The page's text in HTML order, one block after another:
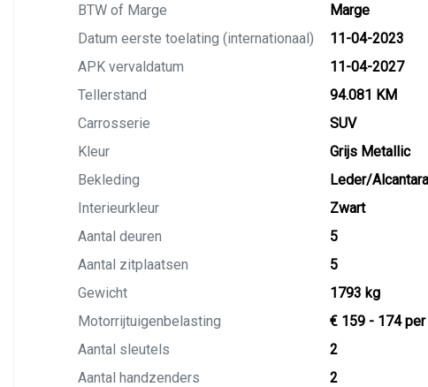
BTW of Marge
Marge
Datum eerste toelating (internationaal)
11-04-2023
APK vervaldatum
11-04-2027
Tellerstand
94.081 KM
Carrosserie
SUV
Kleur
Grijs Metallic
Bekleding
Leder/Alcantara
Interieurkleur
Zwart
Aantal deuren
5
Aantal zitplaatsen
5
Gewicht
1793 kg
Motorrijtuigenbelasting
€ 159 - 174 per
Aantal sleutels
2
Aantal handzenders
2